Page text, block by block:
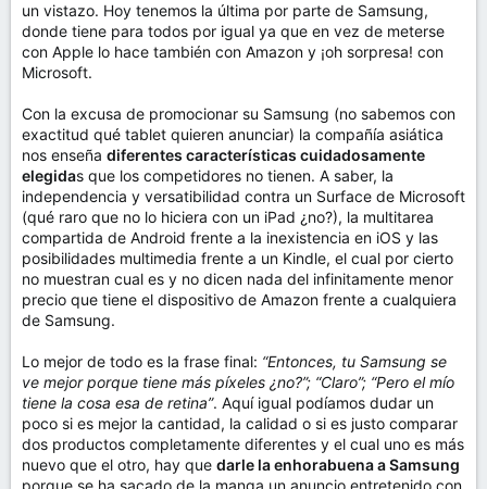
un vistazo. Hoy tenemos la última por parte de Samsung,
donde tiene para todos por igual ya que en vez de meterse
con Apple lo hace también con Amazon y ¡oh sorpresa! con
Microsoft.
Con la excusa de promocionar su Samsung (no sabemos con
exactitud qué tablet quieren anunciar) la compañía asiática
nos enseña diferentes características cuidadosamente
elegidas que los competidores no tienen. A saber, la
independencia y versatibilidad contra un Surface de Microsoft
(qué raro que no lo hiciera con un iPad ¿no?), la multitarea
compartida de Android frente a la inexistencia en iOS y las
posibilidades multimedia frente a un Kindle, el cual por cierto
no muestran cual es y no dicen nada del infinitamente menor
precio que tiene el dispositivo de Amazon frente a cualquiera
de Samsung.
Lo mejor de todo es la frase final: “Entonces, tu Samsung se
ve mejor porque tiene más píxeles ¿no?”; “Claro”; “Pero el mío
tiene la cosa esa de retina”. Aquí igual podíamos dudar un
poco si es mejor la cantidad, la calidad o si es justo comparar
dos productos completamente diferentes y el cual uno es más
nuevo que el otro, hay que darle la enhorabuena a Samsung
porque se ha sacado de la manga un anuncio entretenido con